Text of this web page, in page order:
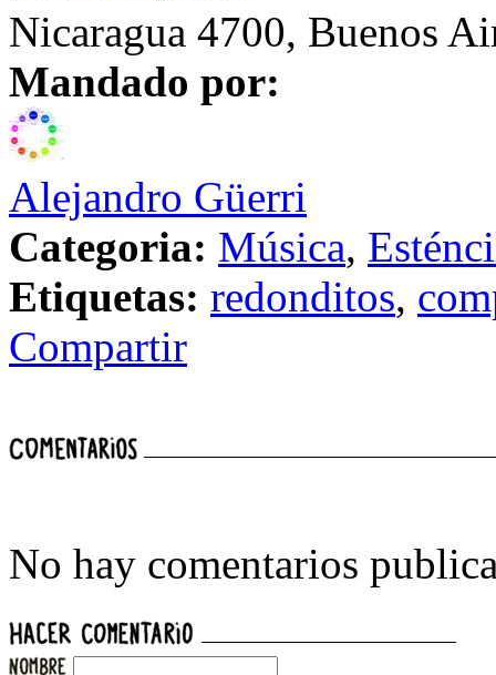
Nicaragua 4700, Buenos
Mandado por:
Alejandro Güerri
Categoria: Música,
Etiquetas: redonditos,
Compartir
No hay comentarios